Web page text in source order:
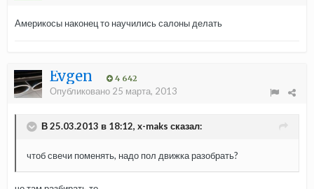
Америкосы наконец то научились салоны делать
Evgen 4 642
Опубликовано 25 марта, 2013
В 25.03.2013 в 18:12, x-maks сказал:
чтоб свечи поменять, надо пол движка разобрать?